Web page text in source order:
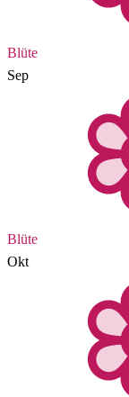
Blüte
Sep
Blüte
Okt